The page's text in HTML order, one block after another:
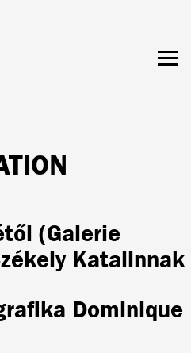
(Galerie
Katalinnak
Dominique